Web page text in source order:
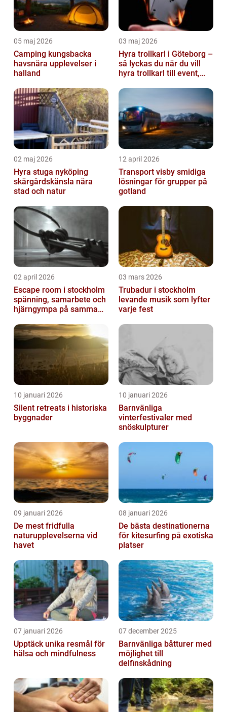
05 maj 2026
Camping kungsbacka
havsnära upplevelser i
halland
03 maj 2026
Hyra trollkarl i Göteborg –
så lyckas du när du vill
hyra trollkarl till event,
02 maj 2026
Hyra stuga nyköping
skärgårdskänsla nära
stad och natur
12 april 2026
Transport visby smidiga
lösningar för grupper på
gotland
02 april 2026
Escape room i stockholm
spänning, samarbete och
hjärngympa på samma
03 mars 2026
Trubadur i stockholm
levande musik som lyfter
varje fest
10 januari 2026
Silent retreats i historiska
byggnader
10 januari 2026
Barnvänliga
vinterfestivaler med
snöskulpturer
09 januari 2026
De mest fridfulla
naturupplevelserna vid
havet
08 januari 2026
De bästa destinationerna
för kitesurfing på exotiska
platser
07 januari 2026
Upptäck unika resmål för
hälsa och mindfulness
07 december 2025
Barnvänliga båtturer med
möjlighet till
delfinskådning